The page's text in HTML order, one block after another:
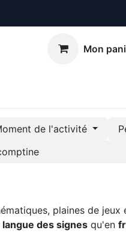
Mon
de l'activité
plaines de
langue des signes qu'en